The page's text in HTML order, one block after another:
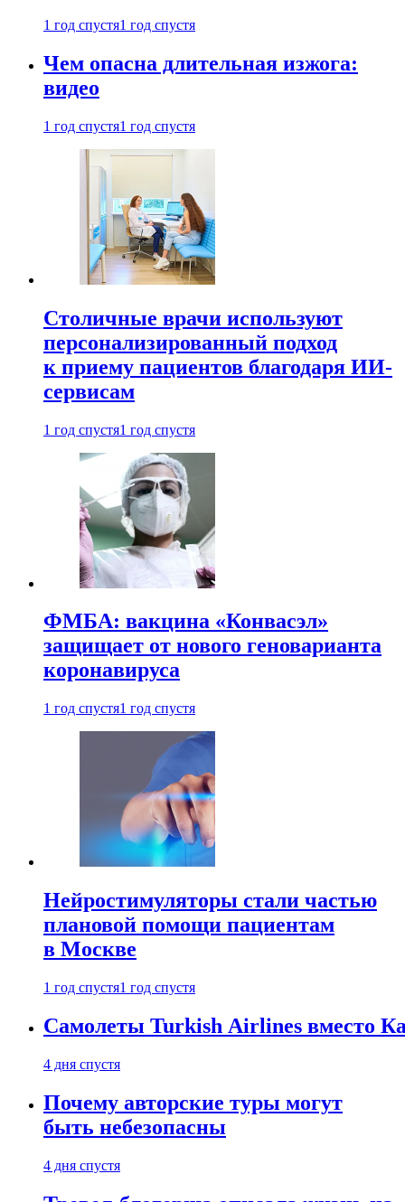
1 год спустя1 год спустя
Чем опасна длительная изжога:
видео
1 год спустя1 год спустя
Столичные врачи используют
персонализированный подход
к приему пациентов благодаря ИИ-
сервисам
1 год спустя1 год спустя
ФМБА: вакцина «Конвасэл»
защищает от нового геноварианта
коронавируса
1 год спустя1 год спустя
Нейростимуляторы стали частью
плановой помощи пациентам
в Москве
1 год спустя1 год спустя
Самолеты Turkish Airlines вместо
4 дня спустя
Почему авторские туры могут
быть небезопасны
4 дня спустя